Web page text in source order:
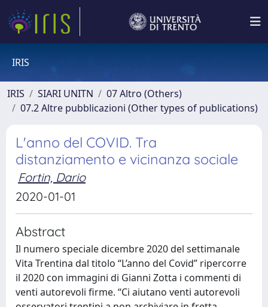
IRIS
IRIS SIARI UNITN
07 Altro (Others)
07.2 Altre pubblicazioni (Other types of publications)
L'anno del COVID. Tra
distanziamento e vicinanza sociale
Fortin, Dario
2020-01-01
Abstract
Il numero speciale dicembre 2020 del settimanale
Vita Trentina dal titolo “L’anno del Covid” ripercorre
il 2020 con immagini di Gianni Zotta i commenti di
venti autorevoli firme. “Ci aiutano venti autorevoli